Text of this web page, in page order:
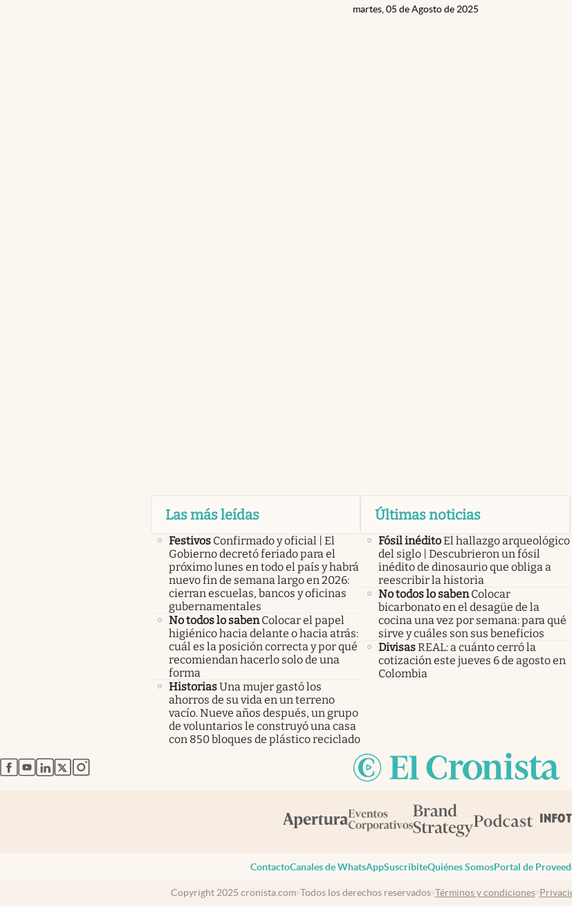
martes, 05 de Agosto de 2025
Las más leídas
Festivos Confirmado y oficial | El
Gobierno decretó feriado para el
próximo lunes en todo el país y habrá
nuevo fin de semana largo en 2026:
cierran escuelas, bancos y oficinas
gubernamentales
No todos lo saben Colocar el papel
higiénico hacia delante o hacia atrás:
cuál es la posición correcta y por qué
recomiendan hacerlo solo de una
forma
HistoriasUna mujer gastó los
ahorros de su vida en un terreno
vacío. Nueve años después, un grupo
de voluntarios le construyó una casa
con 850 bloques de plástico reciclado
Últimas noticias
Fósil inéditoEl hallazgo arqueológico
del siglo | Descubrieron un fósil
inédito de dinosaurio que obliga a
reescribir la historia
No todos lo saben Colocar
bicarbonato en el desagüe de la
cocina una vez por semana: para qué
sirve y cuáles son sus beneficios
DivisasREAL: a cuánto cerró la
cotización este jueves 6 de agosto en
Colombia
abre en nueva pestaña
abre en nueva pestaña
abre en nueva pestaña
abre en nueva pestaña
abre en nueva pestaña
ContactoCanales de WhatsAppSuscribiteQuiénes SomosPortal de
Copyright 2025 cronista.com Todos los derechos reservados Términos y condiciones